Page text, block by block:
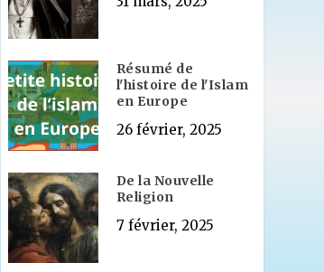
Résumé de
l'histoire de l'Islam
en Europe
26 février, 2025
De la Nouvelle
Religion
7 février, 2025